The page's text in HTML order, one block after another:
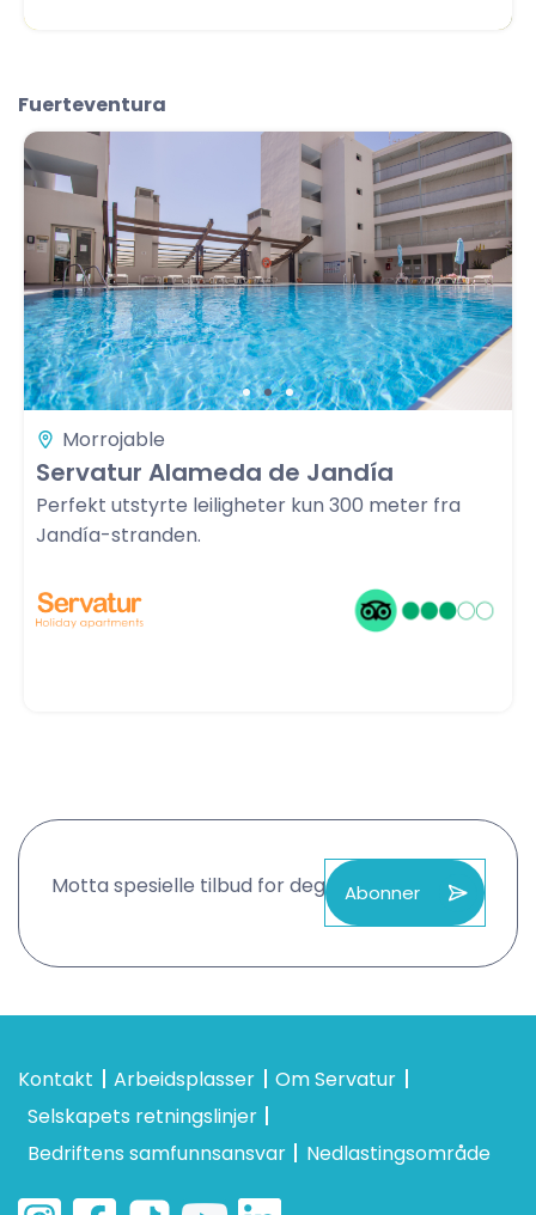
Fuerteventura
Morrojable
Servatur Alameda de Jandía
Perfekt utstyrte leiligheter kun 300 meter fra
Jandía-stranden.
Motta spesielle tilbud for deg Abonner
Kontakt Arbeidsplasser
Om Servatur
Selskapets retningslinjer
Bedriftens samfunnsansvar
Nedlastingsområde